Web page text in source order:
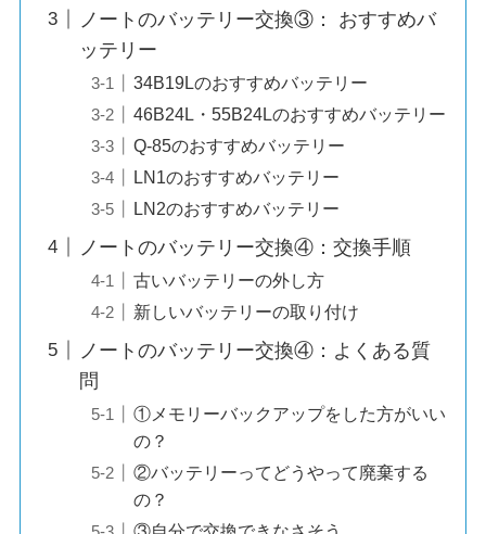
ノートのバッテリー交換③： おすすめバ
ッテリー
34B19Lのおすすめバッテリー
46B24L・55B24Lのおすすめバッテリー
Q-85のおすすめバッテリー
LN1のおすすめバッテリー
LN2のおすすめバッテリー
ノートのバッテリー交換④：交換手順
古いバッテリーの外し方
新しいバッテリーの取り付け
ノートのバッテリー交換④：よくある質
問
①メモリーバックアップをした方がいい
の？
②バッテリーってどうやって廃棄する
の？